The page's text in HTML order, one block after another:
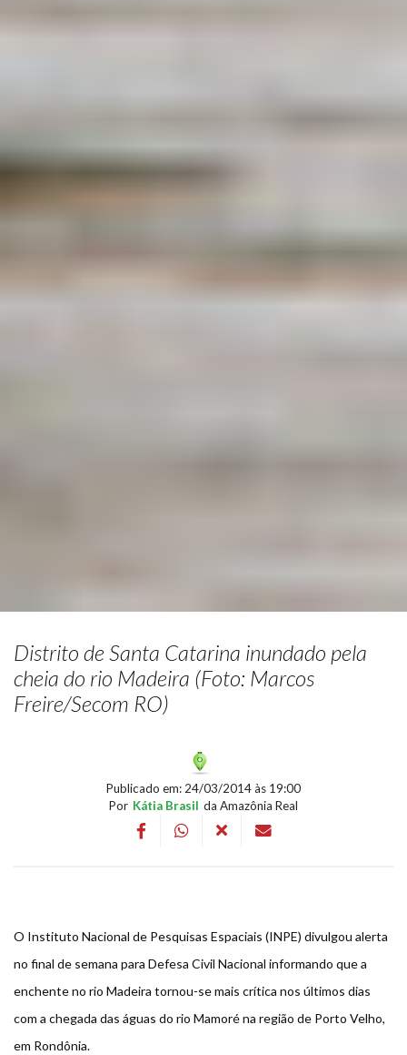
Distrito de Santa Catarina inundado pela
cheia do rio Madeira (Foto: Marcos
Freire/Secom RO)
Publicado em: 24/03/2014 às 19:00
Por Kátia Brasil da Amazônia Real
O Instituto Nacional de Pesquisas Espaciais (INPE) divulgou alerta
no final de semana para Defesa Civil Nacional informando que a
enchente no rio Madeira tornou-se mais crítica nos últimos dias
com a chegada das águas do rio Mamoré na região de Porto Velho,
em Rondônia.